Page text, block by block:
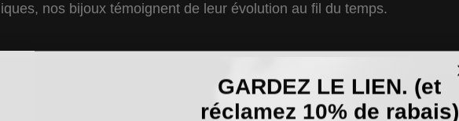
nos bijoux témoignent de leur évolution au fil du temps.
GARDEZ LE LIEN. (et
réclamez 10% de rabais)